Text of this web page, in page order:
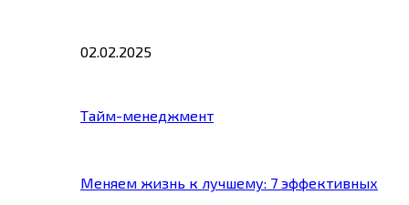
02.02.2025
Тайм-менеджмент
Меняем жизнь к лучшему: 7 эффективных